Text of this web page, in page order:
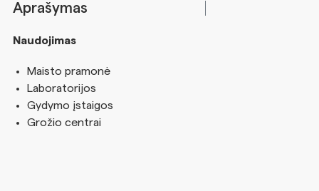
Aprašymas
Naudojimas
Maisto pramonė
Laboratorijos
Gydymo įstaigos
Grožio centrai